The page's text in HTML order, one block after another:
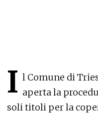
I l Comune di
aperta la
soli titoli per la